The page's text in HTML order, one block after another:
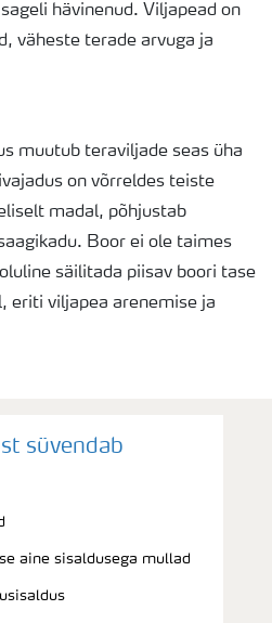
hävinenud. Viljapead on
väheste terade arvuga ja
muutub teraviljade seas üha
on võrreldes teiste
madal, põhjustab
Boor ei ole taimes
säilitada piisav boori tase
eriti viljapea arenemise ja
süvendab
aine sisaldusega mullad